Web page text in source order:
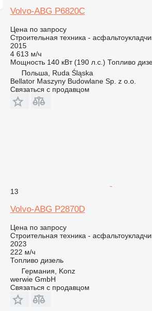
Volvo-ABG P6820C
Цена по запросу
Строительная техника -
2015
4 613 м/ч
Мощность 140 кВт (190 л.с.) Топливо
Польша, Ruda Śląska
Bellator Maszyny Budowlane Sp. z o.o.
Связаться с продавцом
13
Volvo-ABG P2870D
Цена по запросу
Строительная техника -
2023
222 м/ч
Топливо дизель
Германия, Konz
werwie GmbH
Связаться с продавцом